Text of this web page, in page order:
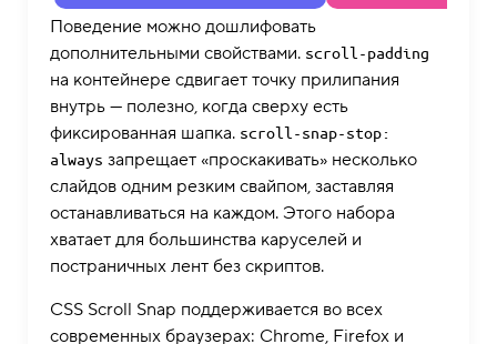
Поведение можно дошлифовать
дополнительными свойствами. scroll-padding
на контейнере сдвигает точку прилипания
внутрь — полезно, когда сверху есть
фиксированная шапка. scroll-snap-stop:
always запрещает «проскакивать» несколько
слайдов одним резким свайпом, заставляя
останавливаться на каждом. Этого набора
хватает для большинства каруселей и
постраничных лент без скриптов.
CSS Scroll Snap поддерживается во всех
современных браузерах: Chrome, Firefox и